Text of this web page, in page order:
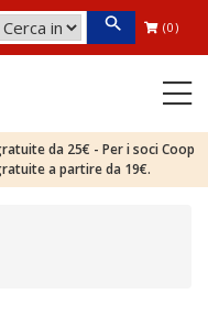
(0)
da 25€ - Per i soci Coop
a partire da 19€.